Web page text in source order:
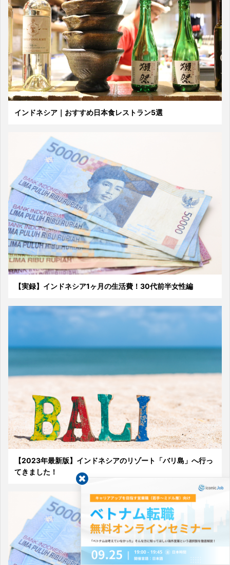
インドネシア｜おすすめ日本食レストラン5選
【実録】インドネシア1ヶ月の生活費！30代前半女性編
【2023年最新版】インドネシアのリゾート「バリ島」へ行っ
てきました！